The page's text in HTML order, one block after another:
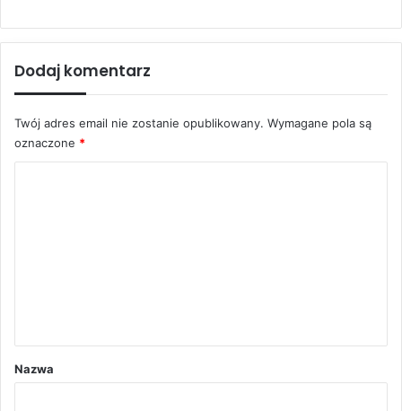
Dodaj komentarz
Twój adres email nie zostanie opublikowany. Wymagane pola są
oznaczone *
rNazwa